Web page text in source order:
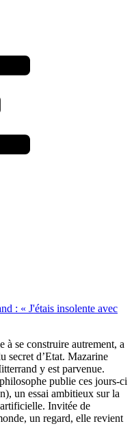
: « J'étais insolente avec
se construire autrement, a
secret d’Etat. Mazarine
y est parvenue.
publie ces jours-ci
un essai ambitieux sur la
Invitée de
un regard, elle revient